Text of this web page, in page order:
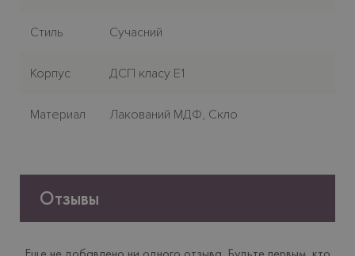
Стиль Сучасний
Корпус ДСП класу E1
Материал Лакований МДФ, Скло
Отзывы